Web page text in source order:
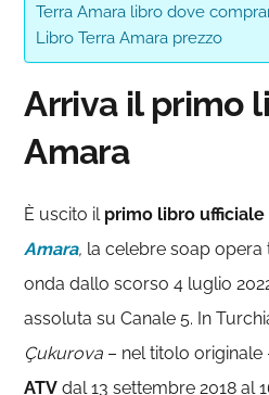
Terra Amara libro dove
Libro Terra Amara prezzo
Arriva il primo
Amara
È uscito il primo libro ufficiale
Amara, la celebre soap
onda dallo scorso 4 luglio
assoluta su Canale 5. In
Çukurova – nel titolo
ATV dal 13 settembre 2018 al